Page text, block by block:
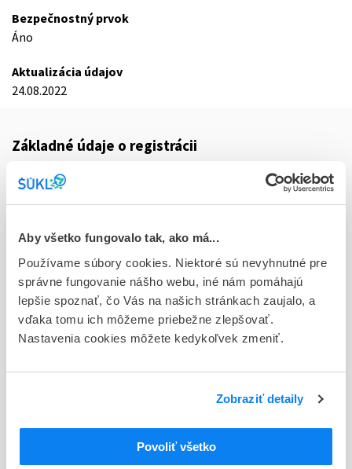
Aby všetko fungovalo tak, ako má...
Používame súbory cookies. Niektoré sú nevyhnutné pre
správne fungovanie nášho webu, iné nám pomáhajú
lepšie spoznať, čo Vás na našich stránkach zaujalo, a
vďaka tomu ich môžeme priebežne zlepšovať.
Nastavenia cookies môžete kedykoľvek zmeniť.
Zobraziť detaily
Povoliť všetko
Bezpečnostný prvok
Áno
Aktualizácia údajov
24.08.2022
Základné údaje o registrácii
Kód
3088B
68/0398/14-S
Doplnok
tbl plg 6x50 mg (blis.PVC/PVDC/Al)
Stav